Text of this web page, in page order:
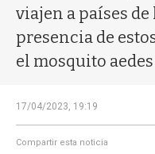
viajen a países
presencia de
el mosquito
17/04/2023, 19:19
Compartir esta noticia